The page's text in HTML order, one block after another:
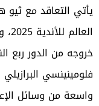
يأتي التعاقد مع
خروجه من الدور ربع
واسعة من وسائل